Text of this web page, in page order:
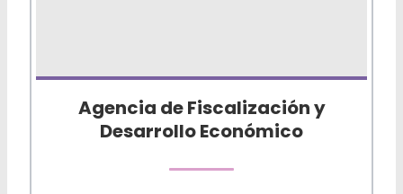
Agencia de Fiscalización y
Desarrollo Económico